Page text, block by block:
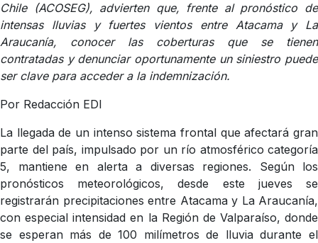
Chile (ACOSEG), advierten que, frente al pronóstico de
intensas lluvias y fuertes vientos entre Atacama y La
Araucanía, conocer las coberturas que se tienen
contratadas y denunciar oportunamente un siniestro puede
ser clave para acceder a la indemnización.
Por Redacción EDI
La llegada de un intenso sistema frontal que afectará gran
parte del país, impulsado por un río atmosférico categoría
5, mantiene en alerta a diversas regiones. Según los
pronósticos meteorológicos, desde este jueves se
registrarán precipitaciones entre Atacama y La Araucanía,
con especial intensidad en la Región de Valparaíso, donde
se esperan más de 100 milímetros de lluvia durante el